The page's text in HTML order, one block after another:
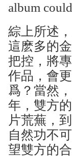
album
綜上所述
這麽多的
把控，將
作品，會
爲？當然
年，雙方
片荒蕪，
自然功不
望雙方的